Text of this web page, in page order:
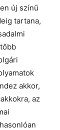
új színű
tartana,
akkor,
az